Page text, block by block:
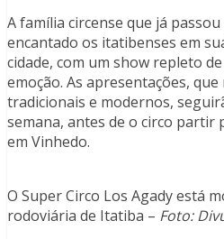
A família circense que já
encantado os itatibenses em
cidade, com um show repleto
emoção. As apresentações,
tradicionais e modernos,
semana, antes de o circo partir
em Vinhedo.
O Super Circo Los Agady está
rodoviária de Itatiba – Foto: